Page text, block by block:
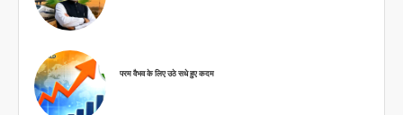
परम वैभव के लिए उठे सधे हुए कदम